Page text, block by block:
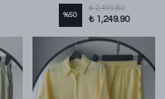
%50
₺ 2,499.80
₺ 1,249.90